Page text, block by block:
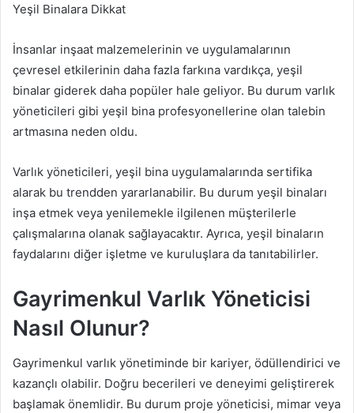
Yeşil Binalara Dikkat
İnsanlar inşaat malzemelerinin ve uygulamalarının
çevresel etkilerinin daha fazla farkına vardıkça, yeşil
binalar giderek daha popüler hale geliyor. Bu durum varlık
yöneticileri gibi yeşil bina profesyonellerine olan talebin
artmasına neden oldu.
Varlık yöneticileri, yeşil bina uygulamalarında sertifika
alarak bu trendden yararlanabilir. Bu durum yeşil binaları
inşa etmek veya yenilemekle ilgilenen müşterilerle
çalışmalarına olanak sağlayacaktır. Ayrıca, yeşil binaların
faydalarını diğer işletme ve kuruluşlara da tanıtabilirler.
Gayrimenkul Varlık Yöneticisi
Nasıl Olunur?
Gayrimenkul varlık yönetiminde bir kariyer, ödüllendirici ve
kazançlı olabilir. Doğru becerileri ve deneyimi geliştirerek
başlamak önemlidir. Bu durum proje yöneticisi, mimar veya